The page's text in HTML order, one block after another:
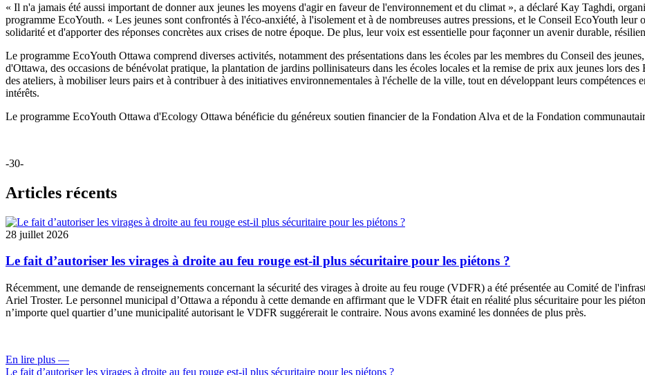
« Il n'a jamais été aussi important de donner aux jeunes les moyens d'agir en faveur de l'environnement et du climat », a déclaré Kay Taghdi,
programme EcoYouth. « Les jeunes sont confrontés à l'éco-anxiété, à l'isolement et à de nombreuses autres pressions, et le Conseil EcoYouth
solidarité et d'apporter des réponses concrètes aux crises de notre époque. De plus, leur voix est essentielle pour façonner un avenir durable,
Le programme EcoYouth Ottawa comprend diverses activités, notamment des présentations dans les écoles par les membres du Conseil des
d'Ottawa, des occasions de bénévolat pratique, la plantation de jardins pollinisateurs dans les écoles locales et la remise de prix aux jeunes lors
des ateliers, à mobiliser leurs pairs et à contribuer à des initiatives environnementales à l'échelle de la ville, tout en développant leurs compétences
intérêts.
Le programme EcoYouth Ottawa d'Ecology Ottawa bénéficie du généreux soutien financier de la Fondation Alva et de la Fondation
-30-
Articles récents
28 juillet 2026
Le fait d’autoriser les virages à droite au feu rouge est-il plus sécuritaire pour les piétons ?
Récemment, une demande de renseignements concernant la sécurité des virages à droite au feu rouge (VDFR) a été présentée au Comité de
Ariel Troster. Le personnel municipal d’Ottawa a répondu à cette demande en affirmant que le VDFR était en réalité plus sécuritaire pour les
n’importe quel quartier d’une municipalité autorisant le VDFR suggérerait le contraire. Nous avons examiné les données de plus près.
En lire plus —
Le fait d’autoriser les virages à droite au feu rouge est-il plus sécuritaire pour les piétons ?